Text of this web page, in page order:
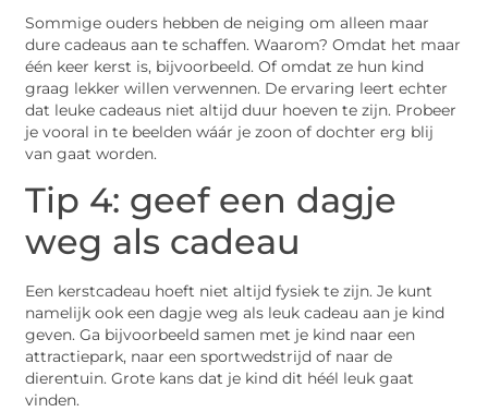
Sommige ouders hebben de neiging om alleen maar
dure cadeaus aan te schaffen. Waarom? Omdat het maar
één keer kerst is, bijvoorbeeld. Of omdat ze hun kind
graag lekker willen verwennen. De ervaring leert echter
dat leuke cadeaus niet altijd duur hoeven te zijn. Probeer
je vooral in te beelden wáár je zoon of dochter erg blij
van gaat worden.
Tip 4: geef een dagje
weg als cadeau
Een kerstcadeau hoeft niet altijd fysiek te zijn. Je kunt
namelijk ook een dagje weg als leuk cadeau aan je kind
geven. Ga bijvoorbeeld samen met je kind naar een
attractiepark, naar een sportwedstrijd of naar de
dierentuin. Grote kans dat je kind dit héél leuk gaat
vinden.